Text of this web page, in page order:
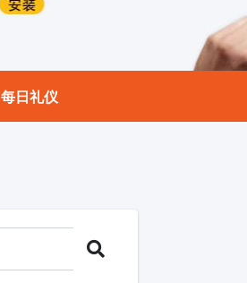
每日礼仪